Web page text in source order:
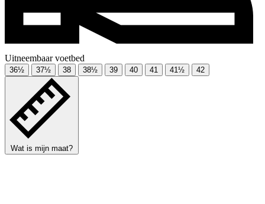
Uitneembaar voetbed
36½ 37½ 38 38½ 39 40 41 41½ 42
Wat is mijn maat?